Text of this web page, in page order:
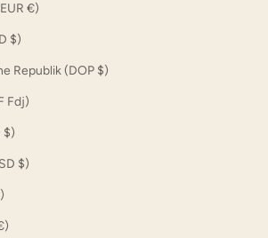
Deutschland (EUR €)
Dominica (XCD $)
Dominikanische Republik (DOP $)
Dschibuti (DJF Fdj)
Ecuador (USD $)
El Salvador (USD $)
£)
€)